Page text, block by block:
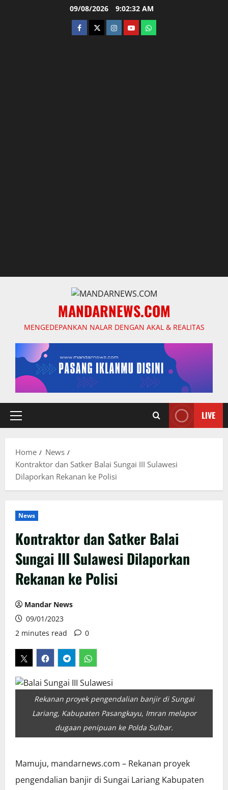
09/08/2026 9:02:33 AM
facebooktwitterinstagram.com
youtubewhatsapp
MANDARNEWS.COM
MENGEDEPANKAN NALAR DENGAN AKAL & REALITAS
Primary
LIVE
Home
News
Kontraktor dan Satker Balai Sungai III Sulawesi
Dilaporkan Rekanan ke Polisi
News
Kontraktor dan Satker Balai
Sungai III Sulawesi Dilaporkan
Rekanan ke Polisi
Mandar News
09/01/2023
2 minutes read
0
Rekanan proyek pengendalian banjir di Sungai
Lariang, Kabupaten Pasangkayu, Imran melapor
dugaan penipuan ke Polda Sulbar.
Mamuju, mandarnews.com – Rekanan proyek
pengendalian banjir di Sungai Lariang Kabupaten